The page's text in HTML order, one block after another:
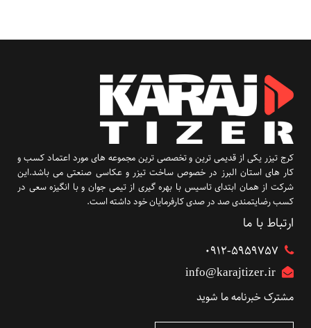
کرج تیزر یکی از قدیمی ترین و تخصصی ترین مجموعه های مورد اعتماد کسب و
کار های استان البرز در خصوص ساخت تیزر و عکاسی صنعتی می باشد.این
شرکت از همان ابتدای تاسیس با بهره گیری از تیمی جوان و با انگیزه سعی در
کسب رضایتمندی صد در صدی کارفرمایان خود داشته است.
ارتباط با ما
۰۹۱۲-5959757
info@karajtizer.ir
مشترک خبرنامه ما شوید